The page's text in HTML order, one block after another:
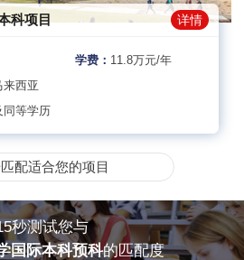
科项目 详情
学费： 11.8万元/年
来西亚
同等学历
配适合您的项目
秒测试您与
国际本科预科的匹配度